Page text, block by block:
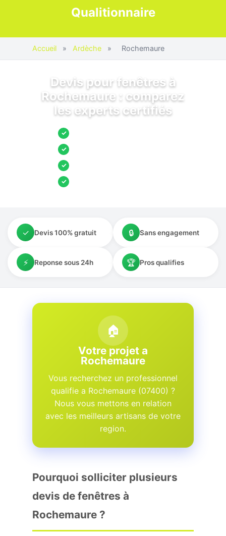
Qualitionnaire
Accueil » Ardèche » Rochemaure
Devis pour fenêtres à
Rochemaure : comparez
les experts certifiés
✓
✓
✓
✓
✓ Devis 100% gratuit 🔒 Sans engagement
⚡ Reponse sous 24h 🏆 Pros qualifies
🏠
Votre projet a
Rochemaure
Vous recherchez un professionnel
qualifie a Rochemaure (07400) ?
Nous vous mettons en relation
avec les meilleurs artisans de votre
region.
Pourquoi solliciter plusieurs
devis de fenêtres à
Rochemaure ?